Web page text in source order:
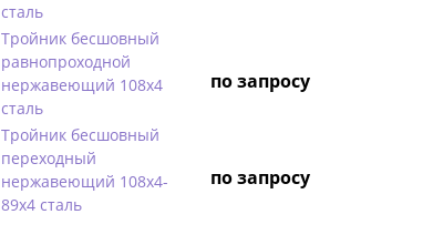
сталь
Тройник бесшовный
равнопроходной
нержавеющий 108х4
сталь
по запросу
Тройник бесшовный
переходный
нержавеющий 108х4-
89х4 сталь
по запросу